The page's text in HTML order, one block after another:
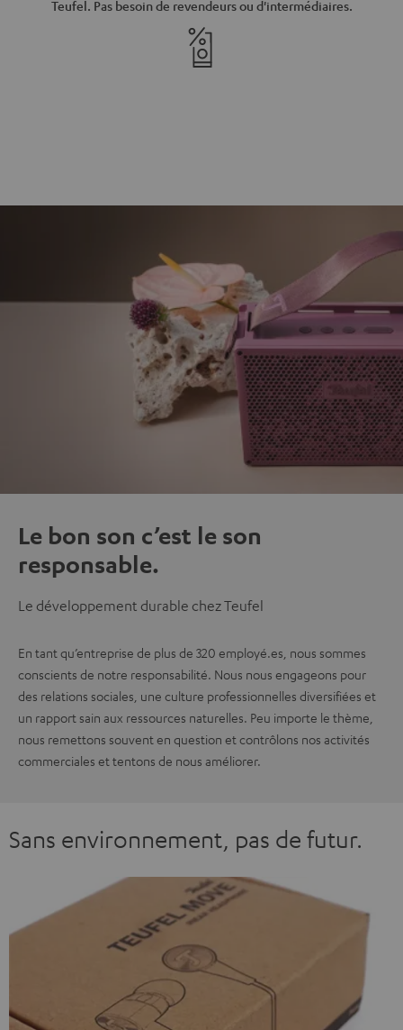
Teufel. Pas besoin de revendeurs ou d'intermédiaires.
Le bon son c’est le son
responsable.
Le développement durable chez Teufel
En tant qu’entreprise de plus de 320 employé.es, nous sommes
conscients de notre responsabilité. Nous nous engageons pour
des relations sociales, une culture professionnelles diversifiées et
un rapport sain aux ressources naturelles. Peu importe le thème,
nous remettons souvent en question et contrôlons nos activités
commerciales et tentons de nous améliorer.
Sans environnement, pas de futur.